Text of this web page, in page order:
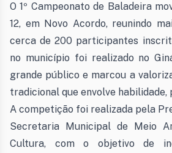
O 1º Campeonato de Baladeira
12, em Novo Acordo, reunindo
cerca de 200 participantes
no município foi realizado no
grande público e marcou a
tradicional que envolve habilidade,
A competição foi realizada pela
Secretaria Municipal de Meio
Cultura, com o objetivo de